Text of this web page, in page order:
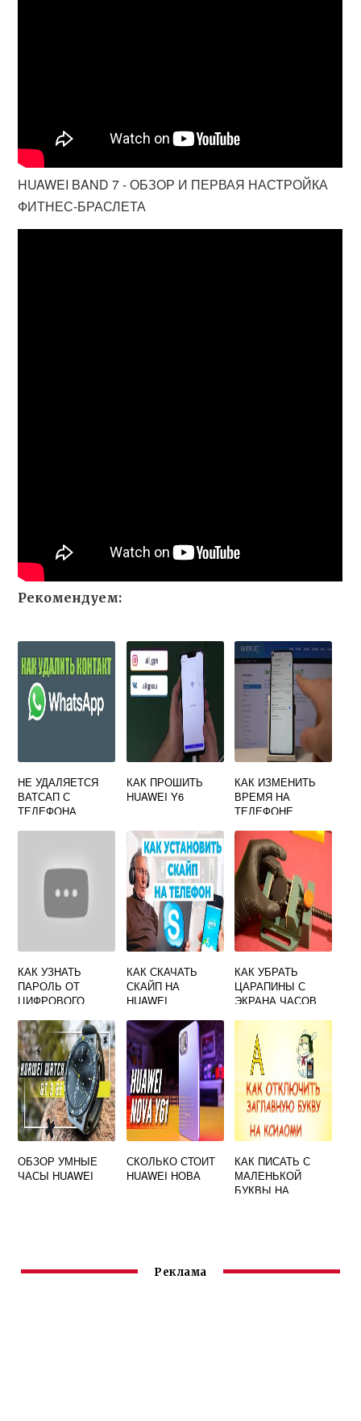
HUAWEI BAND 7 - ОБЗОР И ПЕРВАЯ НАСТРОЙКА
ФИТНЕС-БРАСЛЕТА
Рекомендуем:
НЕ УДАЛЯЕТСЯ
ВАТСАП С
ТЕЛЕФОНА
КАК ПРОШИТЬ
HUAWEI Y6
КАК ИЗМЕНИТЬ
ВРЕМЯ НА
ТЕЛЕФОНЕ
КАК УЗНАТЬ
ПАРОЛЬ ОТ
ЦИФРОВОГО
HUAWEI
КАК СКАЧАТЬ
СКАЙП НА
HUAWEI
КАК УБРАТЬ
ЦАРАПИНЫ С
ЭКРАНА ЧАСОВ
ОБЗОР УМНЫЕ
ЧАСЫ HUAWEI
СКОЛЬКО СТОИТ
HUAWEI НОВА
КАК ПИСАТЬ С
МАЛЕНЬКОЙ
БУКВЫ НА
Реклама